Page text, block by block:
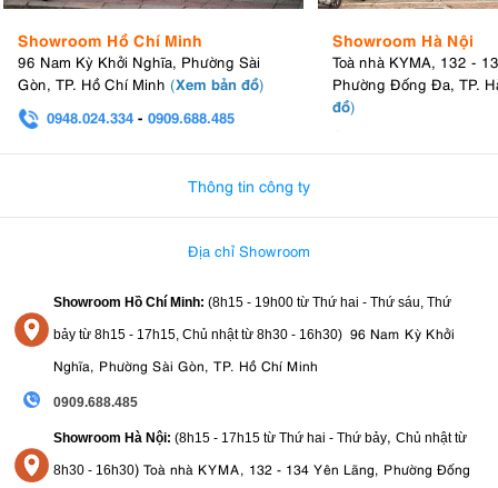
Showroom Hồ Chí Minh
96 Nam Kỳ Khởi Nghĩa, Phường Sài
Gòn, TP. Hồ Chí Minh (Xem bản đồ)
0948.024.334 - 0909.688.485
Showroom Hà Nội
Toà nhà KYMA, 132 -
Phường Đống Đa, TP.
đồ)
Thông tin công ty
Địa chỉ Showroom
Showroom Hồ Chí Minh: (8h15 - 19h00 từ Thứ hai - Thứ sáu, Thứ
bảy từ 8h15 - 17h15, Chủ nhật từ 8h30 - 16h30) 96 Nam Kỳ Khởi
Nghĩa, Phường Sài Gòn, TP. Hồ Chí Minh
0909.688.485
Showroom Hà Nội: (8h15 - 17h15 từ Thứ hai - Thứ bảy, Chủ nhật từ
8h30 - 16h30) Toà nhà KYMA, 132 - 134 Yên Lãng, Phường Đống